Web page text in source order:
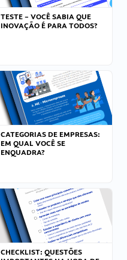
TESTE – VOCÊ SABIA QUE
INOVAÇÃO É PARA TODOS?
CATEGORIAS DE EMPRESAS:
EM QUAL VOCÊ SE
ENQUADRA?
CHECKLIST: QUESTÕES